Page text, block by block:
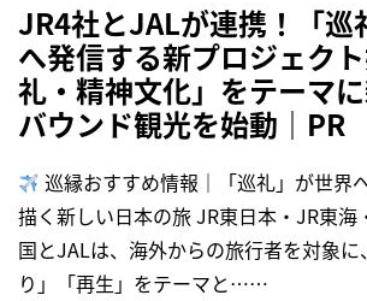
JR4社とJALが連携！「巡
へ発信する新プロジェク
礼・精神文化」をテーマ
バウンド観光を始動｜PR
巡縁おすすめ情報｜「巡礼」が世界
描く新しい日本の旅 JR東日本・JR東海
国とJALは、海外からの旅行者を対象
り」「再生」をテーマと……